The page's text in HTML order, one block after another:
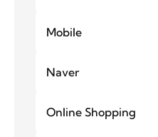
Mobile
Naver
Online Shopping